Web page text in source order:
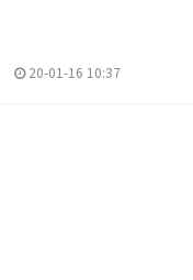
20-01-16 10:37